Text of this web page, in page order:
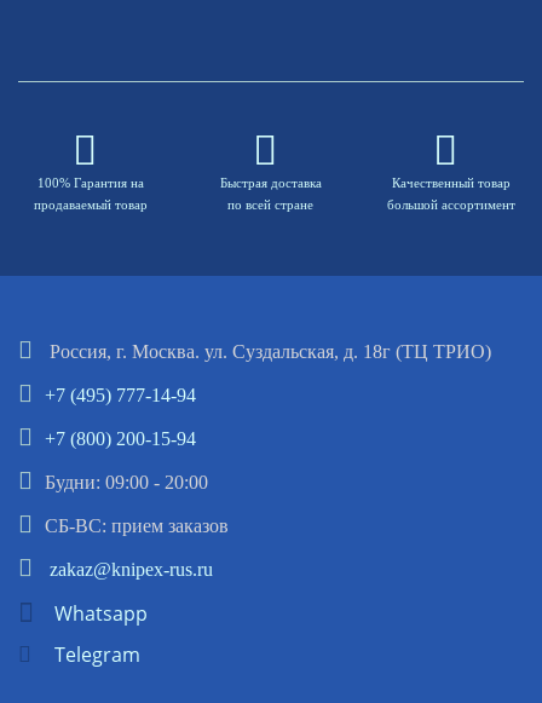
100% Гарантия на
продаваемый товар
Быстрая доставка
по всей стране
Качественный товар
большой ассортимент
Россия, г. Москва. ул. Суздальская, д. 18г (ТЦ ТРИО)
+7 (495) 777-14-94
+7 (800) 200-15-94
Будни: 09:00 - 20:00
СБ-ВС: прием заказов
zakaz@knipex-rus.ru
Whatsapp
Telegram